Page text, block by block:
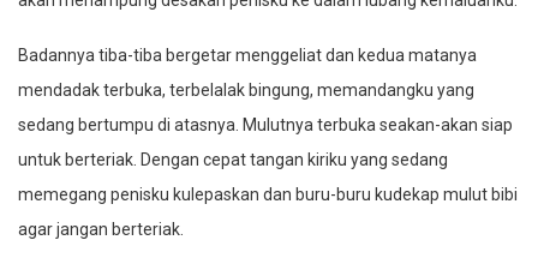
Badannya tiba-tiba bergetar menggeliat dan kedua matanya
mendadak terbuka, terbelalak bingung, memandangku yang
sedang bertumpu di atasnya. Mulutnya terbuka seakan-akan siap
untuk berteriak. Dengan cepat tangan kiriku yang sedang
memegang penisku kulepaskan dan buru-buru kudekap mulut bibi
agar jangan berteriak.